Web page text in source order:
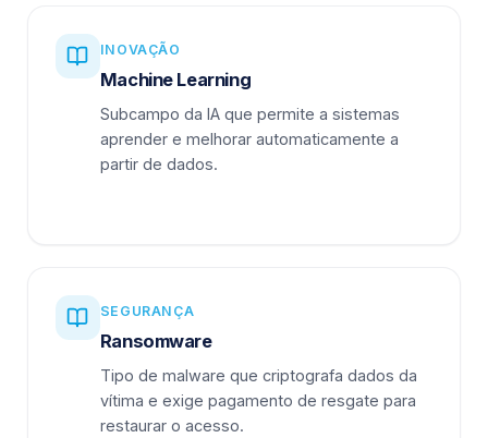
INOVAÇÃO
Machine Learning
Subcampo da IA que permite a sistemas
aprender e melhorar automaticamente a
partir de dados.
SEGURANÇA
Ransomware
Tipo de malware que criptografa dados da
vítima e exige pagamento de resgate para
restaurar o acesso.